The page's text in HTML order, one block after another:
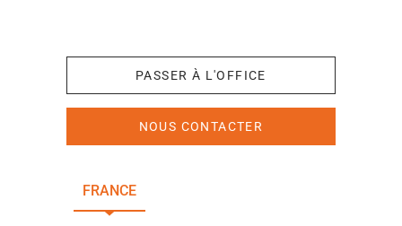
PASSER À L'OFFICE
NOUS CONTACTER
FRANCE